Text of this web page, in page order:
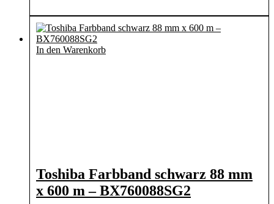
In den Warenkorb
Toshiba Farbband schwarz 88 mm
x 600 m – BX760088SG2